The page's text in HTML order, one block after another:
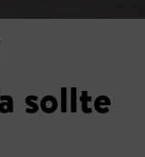
sollte